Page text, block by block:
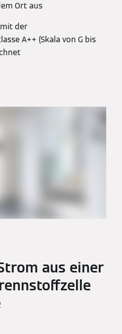
Ort aus
der
A++ (Skala von G bis
aus einer